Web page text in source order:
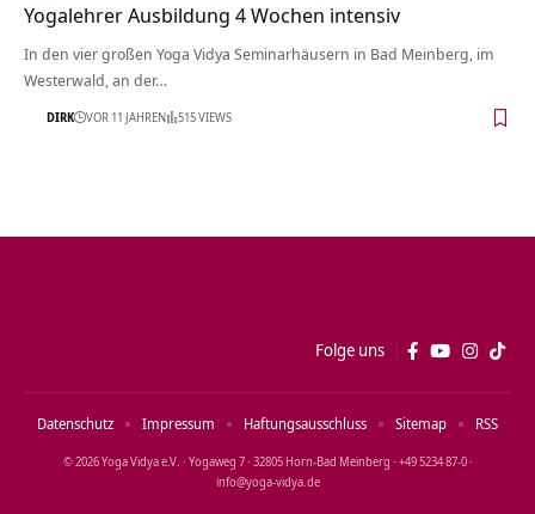
Yogalehrer Ausbildung 4 Wochen intensiv
In den vier großen Yoga Vidya Seminarhäusern in Bad Meinberg, im
Westerwald, an der…
DIRK VOR 11 JAHREN 515 VIEWS
Folge uns
© 2026 Yoga Vidya e.V. · Yogaweg 7 · 32805 Horn‑Bad Meinberg · +49 5234 87‑0 ·
info@yoga‑vidya.de
Datenschutz Impressum Haftungsausschluss Sitemap RSS